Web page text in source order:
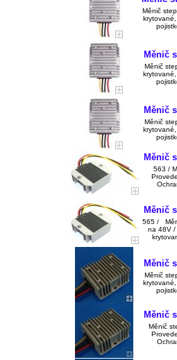
Měnič
Měnič
Měnič
Měnič
Měnič
Měnič
563 /
Měnič
565 /
na 48V /
Měnič
Měnič
Měnič
Měnič